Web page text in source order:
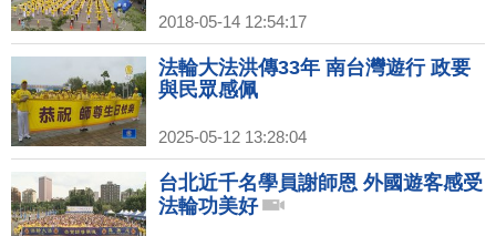
2018-05-14 12:54:17
法輪大法洪傳33年 南台灣遊行 政要
與民眾感佩
2025-05-12 13:28:04
台北近千名學員謝師恩 外國遊客感受
法輪功美好